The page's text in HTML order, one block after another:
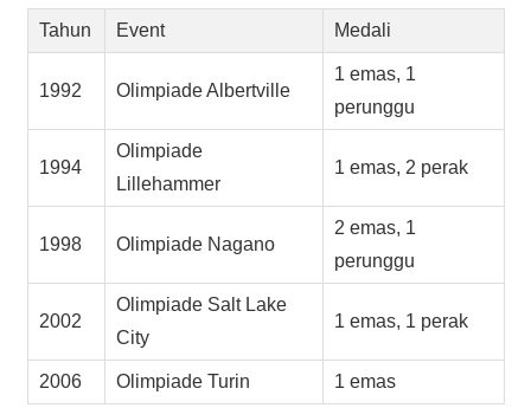
Tahun Event Medali
1992 Olimpiade Albertville
1 emas, 1
perunggu
1994
Olimpiade
Lillehammer
1 emas, 2 perak
1998 Olimpiade Nagano
2 emas, 1
perunggu
2002
Olimpiade Salt Lake
City
1 emas, 1 perak
2006 Olimpiade Turin 1 emas